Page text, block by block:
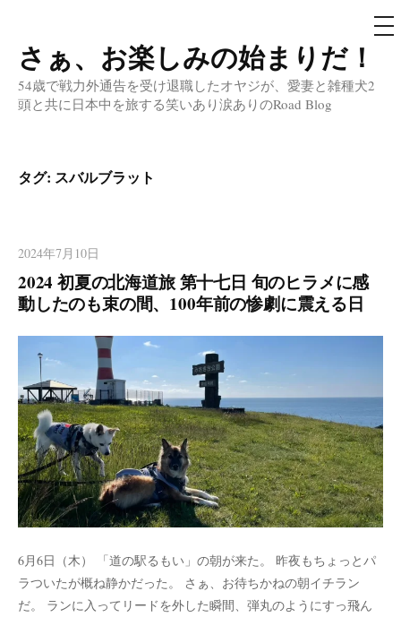
コ
ン
テ
へ
ッ
さぁ、お楽しみの始まりだ！
54歳で戦力外通告を受け退職したオヤジが、愛妻と雑種犬2
頭と共に日本中を旅する笑いあり涙ありのRoad Blog
メ
ニ
タグ: スバルブラット
2024年7月10日
2024 初夏の北海道旅 第十七日 旬のヒラメに感
動したのも束の間、100年前の惨劇に震える日
6月6日（木） 「道の駅るもい」の朝が来た。 昨夜もちょっとパ
ラついたが概ね静かだった。 さぁ、お待ちかねの朝イチラン
だ。 ランに入ってリードを外した瞬間、弾丸のようにすっ飛ん